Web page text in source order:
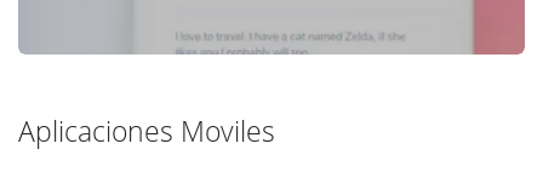
Aplicaciones Moviles